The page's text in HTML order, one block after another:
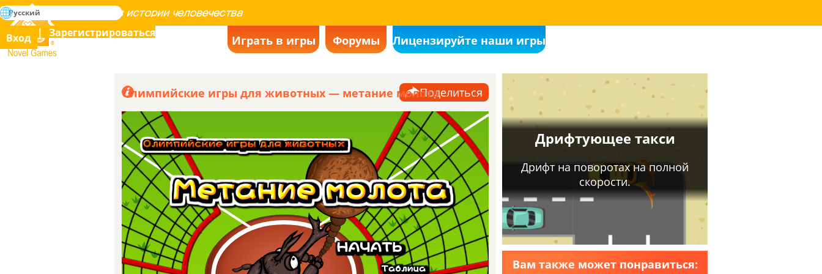
Novel Games
Освоение всех игр в истории человечества
поиск
Играть в игры Форумы Лицензируйте наши игры
Вход Зарегистрироваться
Русский
Олимпийские игры для животных — метание молотаПоделиться
28
(Переведено)
(Оригинал) nice game
по Yash Urkude
2024-03-20
Нравится
34
(Переведено)Не знаю, насколько
это сложно
Возьми щепотку~
(Оригинал) 一點難度都沒有知道吧
拿捏～
Вам также может понравиться: